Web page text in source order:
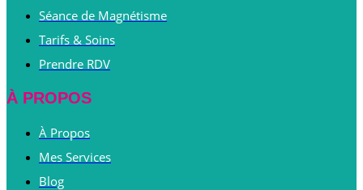
Séance de Magnétisme
Tarifs & Soins
Prendre RDV
À PROPOS
À Propos
Mes Services
Blog